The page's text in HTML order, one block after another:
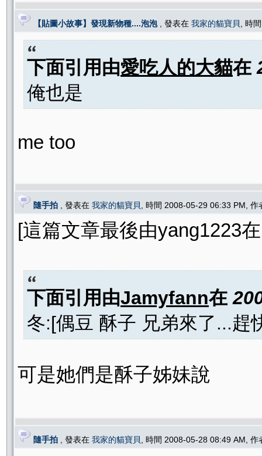
【貼圖小故事】發現新物種....泡泡 , 發表在 我家的貓寶貝 , 時
下面引用由愛吃人的大貓在
俺也是
me too
隨手拍 , 發表在 我家的貓寶貝 , 時間 2008-05-29 06:33 PM,
[這篇文章最後由yang1223
下面引用由Jamyfann在
冬:[偶豆 酥子 兄弟來了...趕
可是她們是酥子姊妹說
隨手拍 , 發表在 我家的貓寶貝 , 時間 2008-05-28 08:49 AM,